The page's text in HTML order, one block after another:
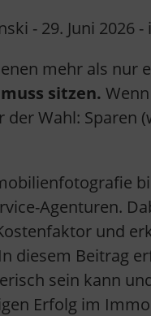
- 29. Juni 2026 -
mehr als nur
sitzen.
der Wahl: Sparen
Agenturen.
und
diesem Beitrag
sein kann
Erfolg im